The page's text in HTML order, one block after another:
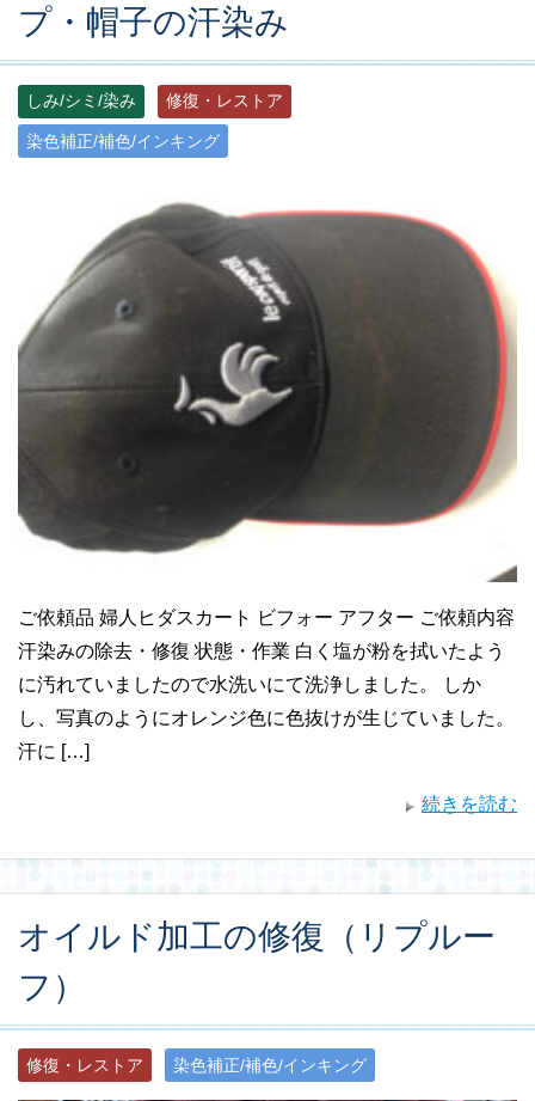
プ・帽子の汗染み
しみ/シミ/染み 修復・レストア
染色補正/補色/インキング
ご依頼品 婦人ヒダスカート ビフォー アフター ご依頼内容
汗染みの除去・修復 状態・作業 白く塩が粉を拭いたよう
に汚れていましたので水洗いにて洗浄しました。 しか
し、写真のようにオレンジ色に色抜けが生じていました。
汗に […]
続きを読む
オイルド加工の修復（リプルー
フ）
修復・レストア 染色補正/補色/インキング